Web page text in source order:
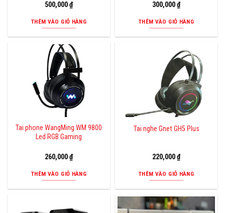
thể
được
trên
trang
sản
phẩm
thể
được
trang
sản
phẩm
500,000₫
THÊM VÀO GIỎ HÀNG
300,000₫
THÊM VÀO GIỎ HÀNG
Tai phone WangMing WM 9800
Led RGB Gaming
260,000₫
THÊM VÀO GIỎ HÀNG
Tai nghe Gnet GH5 Plus
220,000₫
THÊM VÀO GIỎ HÀNG